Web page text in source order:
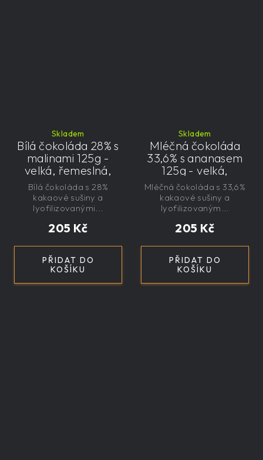
Skladem
Bílá čokoláda 28% s
malinami 125g -
velká, řemeslná,
exkluzivní, dárková
205 Kč
PŘIDAT DO
KOŠÍKU
Bílá čokoláda s 28%
kakaové sušiny a
lyofilizovanými...
Skladem
Mléčná čokoláda
33,6% s ananasem
125g - velká,
řemeslná,
exkluzivní, dárková
205 Kč
PŘIDAT DO
KOŠÍKU
Mléčná čokoláda s 33,6%
kakaové sušiny a
lyofilizovaným...